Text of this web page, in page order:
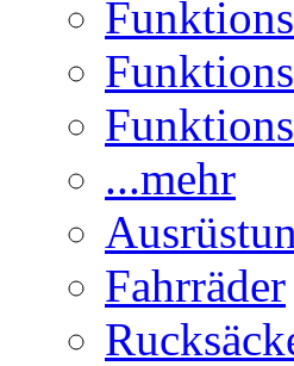
...mehr
Fahrräder